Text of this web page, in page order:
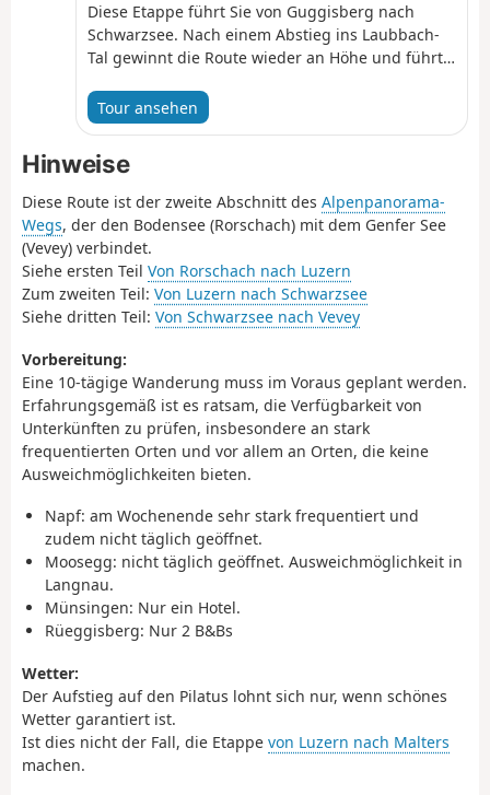
Diese Etappe führt Sie von Guggisberg nach
Schwarzsee. Nach einem Abstieg ins Laubbach-
Tal gewinnt die Route wieder an Höhe und führt
Felsvorsprung Brönti Egg umrundet haben,
geniessen Sie einen herrlichen Blick auf die
Stockhornkette bis hin zum Gantrisch und zum
Ochsen. In Zollhaus betreten Sie den Kanton
Freiburg und wandern dann entlang der Warme
Sense bis nach Schwarzsee.
Tour ansehen
Hinweise
Diese Route ist der zweite Abschnitt des Alpenpanorama-
Wegs, der den Bodensee (Rorschach) mit dem Genfer See
(Vevey) verbindet.
Siehe ersten Teil Von Rorschach nach Luzern
Zum zweiten Teil: Von Luzern nach Schwarzsee
Siehe dritten Teil: Von Schwarzsee nach Vevey
Vorbereitung:
Eine 10-tägige Wanderung muss im Voraus geplant werden.
Erfahrungsgemäß ist es ratsam, die Verfügbarkeit von
Unterkünften zu prüfen, insbesondere an stark
frequentierten Orten und vor allem an Orten, die keine
Ausweichmöglichkeiten bieten.
Napf: am Wochenende sehr stark frequentiert und
zudem nicht täglich geöffnet.
Moosegg: nicht täglich geöffnet. Ausweichmöglichkeit in
Langnau.
Münsingen: Nur ein Hotel.
Rüeggisberg: Nur 2 B&Bs
Wetter:
Der Aufstieg auf den Pilatus lohnt sich nur, wenn schönes
Wetter garantiert ist.
Ist dies nicht der Fall, die Etappe von Luzern nach Malters
machen.